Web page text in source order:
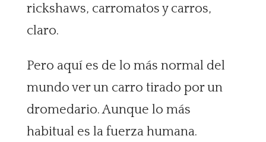
rickshaws, carromatos y carros,
claro.
Pero aquí es de lo más normal del
mundo ver un carro tirado por un
dromedario. Aunque lo más
habitual es la fuerza humana.